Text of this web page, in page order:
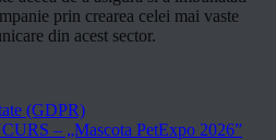
prin crearea celei mai vaste
din acest sector.
(GDPR)
– „Mascota PetExpo 2026”